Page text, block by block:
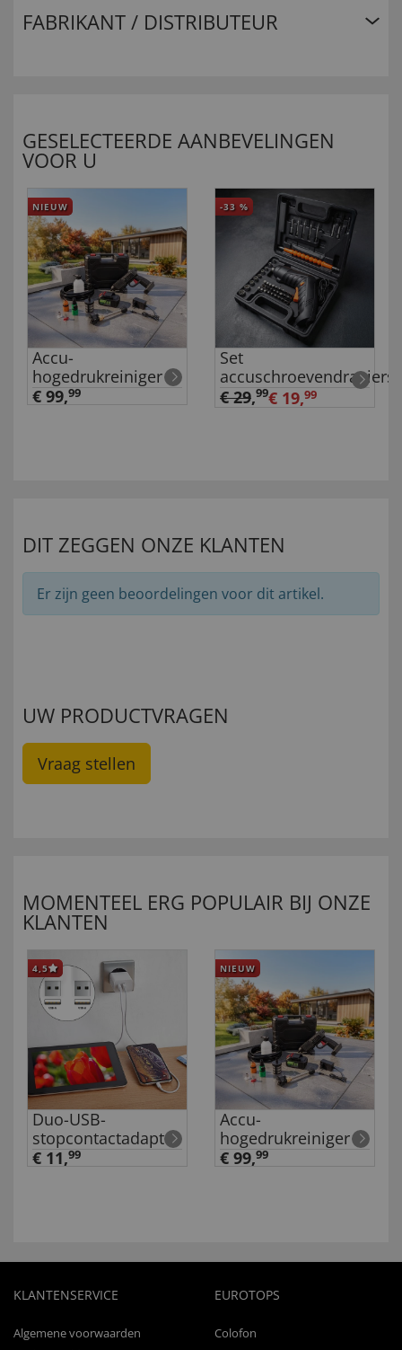
FABRIKANT / DISTRIBUTEUR
GESELECTEERDE AANBEVELINGEN
VOOR U
NIEUW
Accu-
hogedrukreiniger
€ 99,99
-33 %
Set
accuschroevendraaiers
€ 29,99€ 19,99
DIT ZEGGEN ONZE KLANTEN
Er zijn geen beoordelingen voor dit artikel.
UW PRODUCTVRAGEN
Vraag stellen
MOMENTEEL ERG POPULAIR BIJ ONZE
KLANTEN
4,5
Duo-USB-
stopcontactadapter
€ 11,99
NIEUW
Accu-
hogedrukreiniger
€ 99,99
KLANTENSERVICE
Algemene voorwaarden
EUROTOPS
Colofon